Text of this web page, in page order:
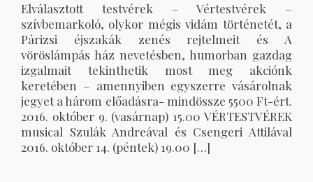
Elválasztott testvérek – Vértestvérek –
szívbemarkoló, olykor mégis vidám történetét, a
Párizsi éjszakák zenés rejtelmeit és A
vöröslámpás ház nevetésben, humorban gazdag
izgalmait tekinthetik most meg akciónk
keretében – amennyiben egyszerre vásárolnak
jegyet a három előadásra- mindössze 5500 Ft-ért.
2016. október 9. (vasárnap) 15.00 VÉRTESTVÉREK
musical Szulák Andreával és Csengeri Attilával
2016. október 14. (péntek) 19.00 […]